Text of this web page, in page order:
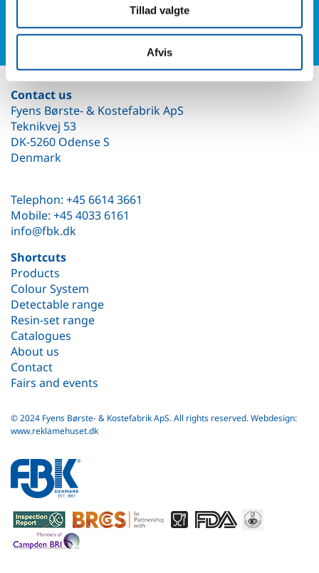
Tillad valgte
Afvis
Contact form
Contact us
Fyens Børste- & Kostefabrik ApS
Teknikvej 53
DK-5260 Odense S
Denmark
Telephon: +45 6614 3661
Mobile: +45 4033 6161
info@fbk.dk
Shortcuts
Products
Colour System
Detectable range
Resin-set range
Catalogues
About us
Contact
Fairs and events
© 2024 Fyens Børste- & Kostefabrik ApS. All rights reserved.Webdesign:
www.reklamehuset.dk
fbk